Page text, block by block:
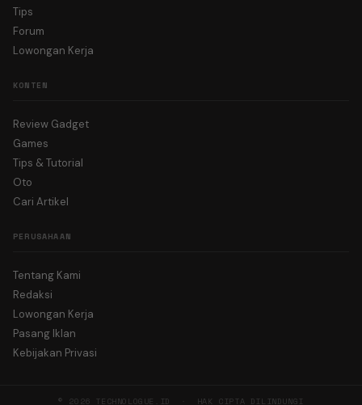
Tips
Forum
Lowongan Kerja
KONTEN
Review Gadget
Games
Tips & Tutorial
Oto
Cari Artikel
PERUSAHAAN
Tentang Kami
Redaksi
Lowongan Kerja
Pasang Iklan
Kebijakan Privasi
© 2026 TECHNOLOGUE.ID · HAK CIPTA DILINDUNGI